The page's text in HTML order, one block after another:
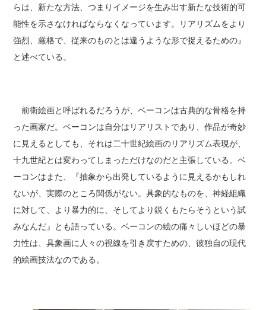
らは、新たな方法、つまりイメージを生み出す新たな技術的可
能性を示さなければならなくなっています。リアリズムをより
強烈、厳格で、従来のものとは違うような形で捉えるための』
と述べている。
前衛絵画と呼ばれるだろうが、ベーコンは古典的な骨格を持
った画家だ。ベーコンは自分はリアリストであり、作品が奇妙
に見えるとしても、それは二十世紀絵画のリアリズム表現が、
十九世紀とは変わってしまっただけなのだと主張している。ベ
ーコンはまた、『抽象から出発しているように見えるかもしれ
ないが、実際のところ関係がない。具象的なものを、神経組織
に対して、より暴力的に、そしてより鋭くもたらそうという試
みなんだ』とも語っている。ベーコンの絵の痛々しいほどの暴
力性は、具象画に人々の視線を引き戻すための、彼独自の現代
的絵画技法なのである。